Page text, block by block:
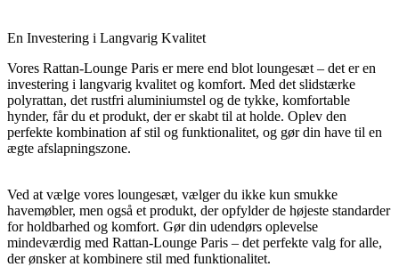
En Investering i Langvarig Kvalitet
Vores Rattan-Lounge Paris er mere end blot loungesæt – det er en
investering i langvarig kvalitet og komfort. Med det slidstærke
polyrattan, det rustfri aluminiumstel og de tykke, komfortable
hynder, får du et produkt, der er skabt til at holde. Oplev den
perfekte kombination af stil og funktionalitet, og gør din have til en
ægte afslapningszone.
Ved at vælge vores loungesæt, vælger du ikke kun smukke
havemøbler, men også et produkt, der opfylder de højeste standarder
for holdbarhed og komfort. Gør din udendørs oplevelse
mindeværdig med Rattan-Lounge Paris – det perfekte valg for alle,
der ønsker at kombinere stil med funktionalitet.